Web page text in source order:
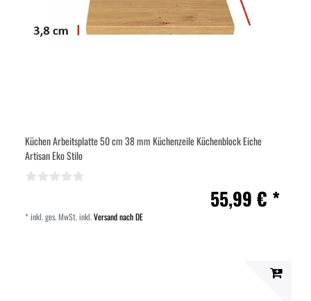
Küchen Arbeitsplatte 50 cm 38 mm Küchenzeile Küchenblock Eiche
Artisan Eko Stilo
55,99 € *
*inkl. ges. MwSt.inkl.Versand nach DE